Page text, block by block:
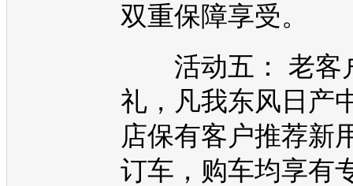
双重保障享受。
活动五： 老客
礼，凡我东风日产
店保有客户推荐新
订车， 购车均享有